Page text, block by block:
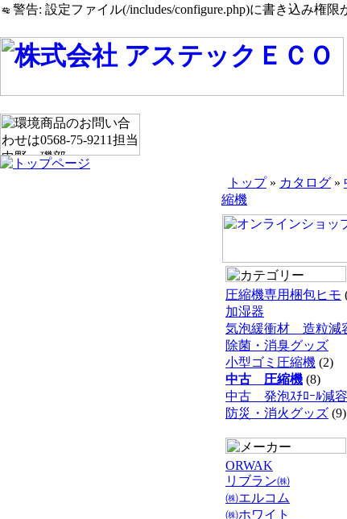
警告: 設定ファイル(/includes/configure.php)に書き込み権限
トップ» カタログ »
縮機
圧縮機専用梱包ヒモ
加湿器
気泡緩衝材 造粒減
除菌・消臭グッズ
小型ゴミ圧縮機 (2)
中古 圧縮機 (8)
中古 発泡ｽﾁﾛｰﾙ減
防災・消火グッズ (9)
ORWAK
リブラン㈱
㈱エルコム
㈱ホワイト